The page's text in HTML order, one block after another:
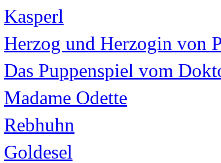
Kasperl
Herzog und Herzogin von
Das Puppenspiel vom
Madame Odette
Rebhuhn
Goldesel